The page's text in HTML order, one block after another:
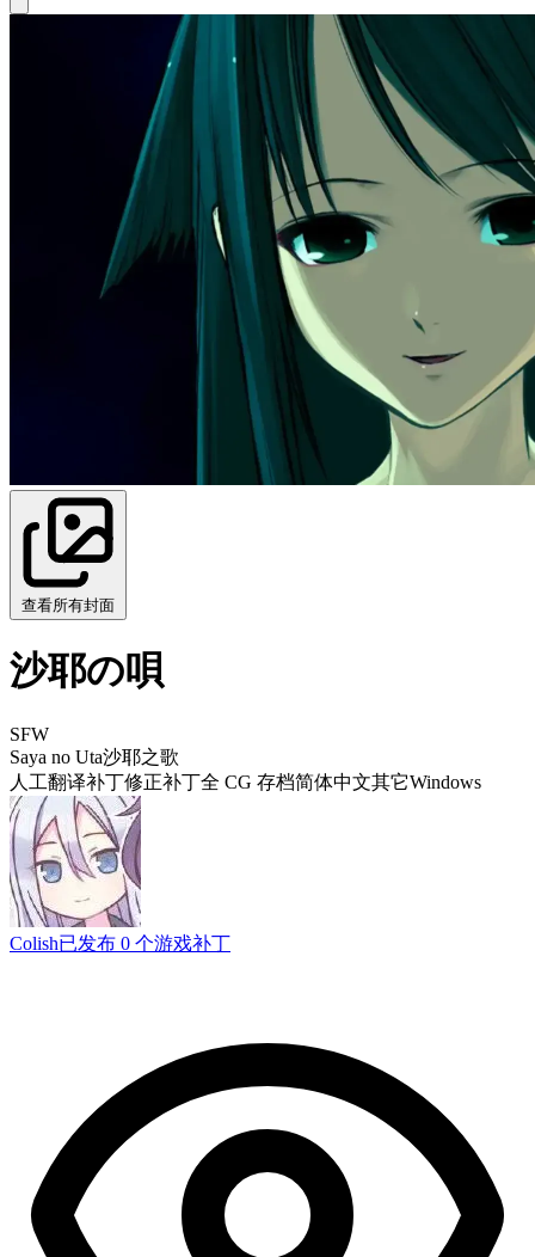
查看所有封面
沙耶の唄
SFW
Saya no Uta沙耶之歌
人工翻译补丁修正补丁全 CG 存档简体中文其它Windows
Colish已发布 0 个游戏补丁